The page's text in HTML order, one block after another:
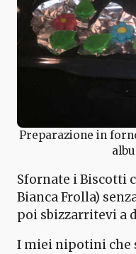
Preparazione in
Sfornate i Biscotti
Bianca Frolla)
poi sbizzarritevi a
I miei nipotini che